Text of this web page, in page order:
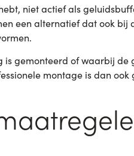
niet actief als
een alternatief dat ook
gemonteerd of waarbij
montage is dan